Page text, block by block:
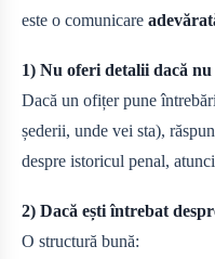
este o comunicare
1) Nu oferi detalii dacă nu
Dacă un ofițer pune
șederii, unde vei sta),
despre istoricul penal,
2) Dacă ești întrebat
O structură bună: